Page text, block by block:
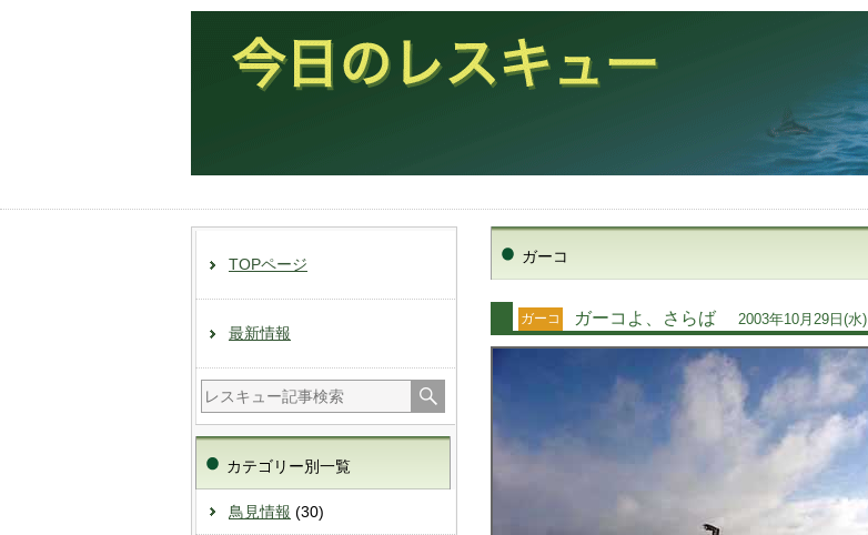
TOPページ
最新情報
カテゴリー別一覧
鳥見情報 (30)
ガーコ
ガーコ ガーコよ、さらば 2003年10月29日(水)